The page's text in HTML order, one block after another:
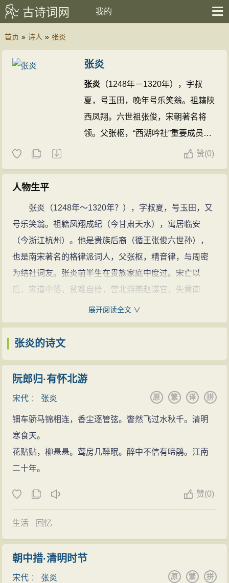
古诗词网 我的
首页 » 诗人 » 张炎
张炎
张炎 （1248年－1320年），字叔
夏，号玉田，晚年号乐笑翁。祖籍陕
西凤翔。六世祖张俊，宋朝著名将
领。父张枢，“西湖吟社”重要成员，
妙解音律，与著名词人周密相交。张
赞(0)
人物生平
张炎（1248年～1320年？），字叔夏，号玉田，又
号乐笑翁。祖籍凤翔成纪（今甘肃天水），寓居临安
（今浙江杭州）。他是贵族后裔（循王张俊六世孙），
也是南宋著名的格律派词人，父张枢，精音律，与周密
为结社词友。张炎前半生在贵族家庭中度过。宋亡以
后，家道中落，贫难自给，曾北游燕赵谋官，失意南
归，落拓而终。曾从事词学研究，著有《词源》，有
《山中白云词》，存词约三百首。文学史上把他和另一
著名词人姜夔并称为“姜张”。他与宋末著名词人蒋捷、王
张炎出身世家，曾在贵公子的生活中悠游多年。
被抄没。即落魄鲜欢，在江南江北纵横千里的地方漂
泊。由于不愿意北向俯首事敌，就长期寓居临安。他怀
抱空狂，又恃才傲物，几乎日日花前为醉，号呼挥写，
以至于郑思肖评价他说：“鼓吹春声于繁华世界，能令后
三十年西湖锦秀山水，犹生清响。”
展开阅读全文 ∨
张炎的诗文
阮郎归·有怀北游
宋代 ： 张炎 拼
译
繁
原
钿车骄马锦相连，香尘逐管弦。瞥然飞过水秋千。清明
寒食天。
花贴贴，柳悬悬。莺房几醉眠。醉中不信有啼鹃。江南
二十年。
赞(0)
生活 回忆
朝中措·清明时节
宋代 ： 张炎 拼
繁
原